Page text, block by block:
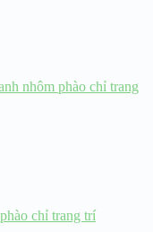
nhôm phào chỉ trang
chỉ trang trí